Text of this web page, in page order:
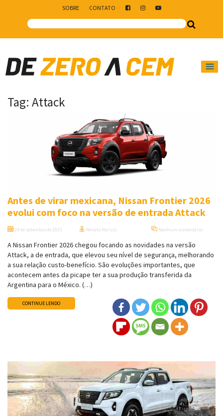
SOBRE CONTATO
Main Navigation
Tag: Attack
Antes de virar mexicana, Nissan Frontier 2026
evolui com foco na versão de entrada Attack
24 de setembro de 2025 Renato Parizzi Nenhum comentário
A Nissan Frontier 2026 chegou focando as novidades na versão
Attack, a de entrada, que elevou seu nível de segurança, melhorando
a sua relação custo-benefício. São evoluções importantes, que
acontecem antes da picape ter a sua produção transferida da
Argentina para o México. (…)
CONTINUE LENDO